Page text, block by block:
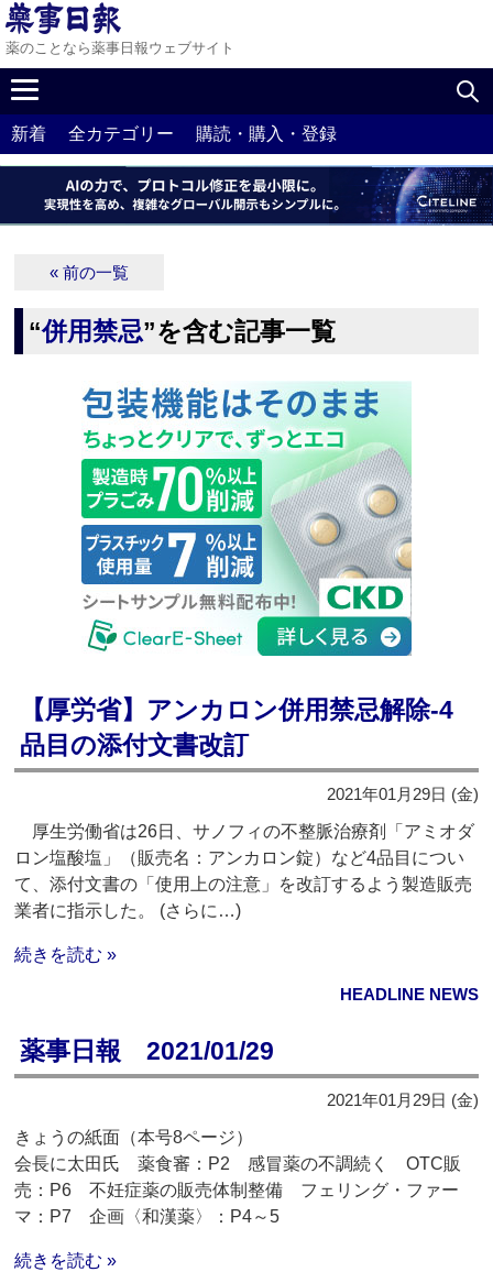
薬のことなら薬事日報ウェブサイト
新着 全カテゴリー 購読・購入・登録
« 前の一覧
“併用禁忌”を含む記事一覧
【厚労省】アンカロン併用禁忌解除‐4
品目の添付文書改訂
2021年01月29日 (金)
厚生労働省は26日、サノフィの不整脈治療剤「アミオダ
ロン塩酸塩」（販売名：アンカロン錠）など4品目につい
て、添付文書の「使用上の注意」を改訂するよう製造販売
業者に指示した。 (さらに…)
続きを読む »
HEADLINE NEWS
薬事日報 2021/01/29
2021年01月29日 (金)
きょうの紙面（本号8ページ）
会長に太田氏 薬食審：P2 感冒薬の不調続く OTC販
売：P6 不妊症薬の販売体制整備 フェリング・ファー
マ：P7 企画〈和漢薬〉：P4～5
続きを読む »